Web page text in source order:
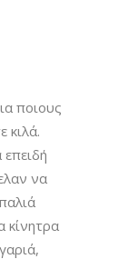
ποιους
κιλά.
να
κίνητρα